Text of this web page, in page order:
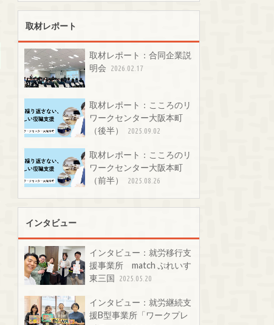
取材レポート
取材レポート：合同企業説
明会
2026.02.17
取材レポート：こころのリ
ワークセンター大阪本町
（後半）
2025.09.02
取材レポート：こころのリ
ワークセンター大阪本町
（前半）
2025.08.26
インタビュー
インタビュー：就労移行支
援事業所 match ぷれいす
東三国
2025.05.20
インタビュー：就労継続支
援B型事業所「ワークプレ